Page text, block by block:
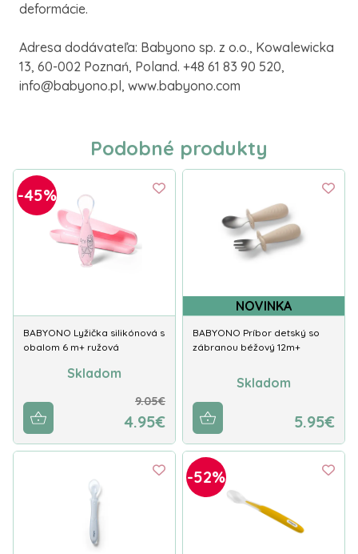
deformácie.
Adresa dodávateľa: Babyono sp. z o.o., Kowalewicka
13, 60-002 Poznań, Poland. +48 61 83 90 520,
info@babyono.pl, www.babyono.com
Podobné produkty
-45%
BABYONO Lyžička silikónová s
obalom 6 m+ ružová
Skladom
9.05€
4.95€
NOVINKA
BABYONO Príbor detský so
zábranou béžový 12m+
Skladom
5.95€
-52%